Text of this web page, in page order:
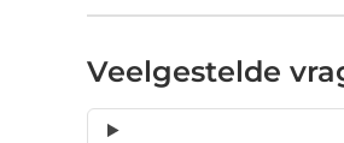
Veelgestelde